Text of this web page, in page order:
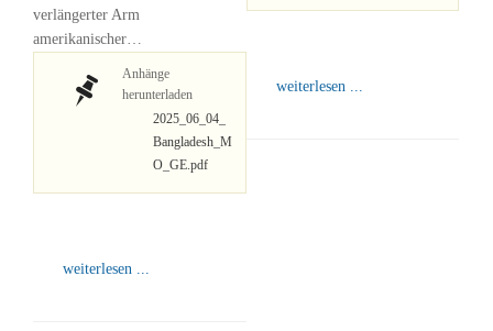
verlängerter Arm
amerikanischer…
Anhänge
herunterladen
2025_06_04_
Bangladesh_M
O_GE.pdf
weiterlesen ...
weiterlesen ...